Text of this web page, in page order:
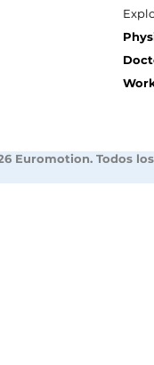
Euromotion. Todos